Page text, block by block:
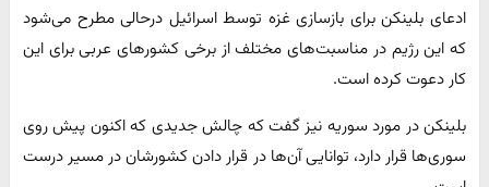
ادعای بلینکن برای بازسازی غزه توسط اسرائیل درحالی مطرح می‌شود
که این رژیم در مناسبت‌های مختلف از برخی کشورهای عربی برای این
کار دعوت کرده است.
بلینکن در مورد سوریه نیز گفت که چالش جدیدی که اکنون پیش روی
سوری‌ها قرار دارد، توانایی آن‌ها در قرار دادن کشورشان در مسیر درست